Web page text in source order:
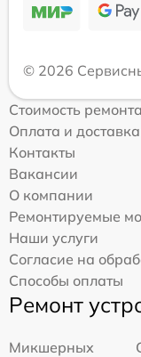
© 2026
Стоимость ремонта
Оплата и доставка
Контакты
Вакансии
О компании
Ремонтируемые
Наши услуги
Согласие на
Способы оплаты
Ремонт
Микшерных